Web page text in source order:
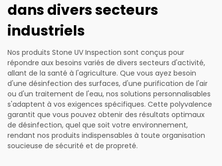
dans divers secteurs
industriels
Nos produits Stone UV Inspection sont conçus pour
répondre aux besoins variés de divers secteurs d'activité,
allant de la santé à l'agriculture. Que vous ayez besoin
d'une désinfection des surfaces, d'une purification de l'air
ou d'un traitement de l'eau, nos solutions personnalisables
s'adaptent à vos exigences spécifiques. Cette polyvalence
garantit que vous pouvez obtenir des résultats optimaux
de désinfection, quel que soit votre environnement,
rendant nos produits indispensables à toute organisation
soucieuse de sécurité et de propreté.